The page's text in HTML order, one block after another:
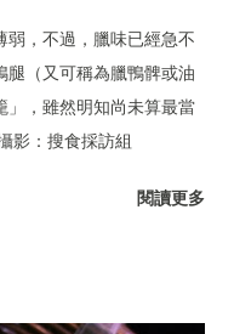
，不過，臘味已經急不
腿（又可稱為臘鴨髀或油
」，雖然明知尚未算最當
影：搜食採訪組
閱讀更多